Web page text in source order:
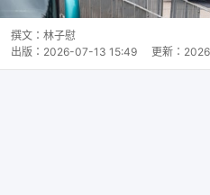
撰文： 林子慰
出版： 2026-07-13 15:49 更新：